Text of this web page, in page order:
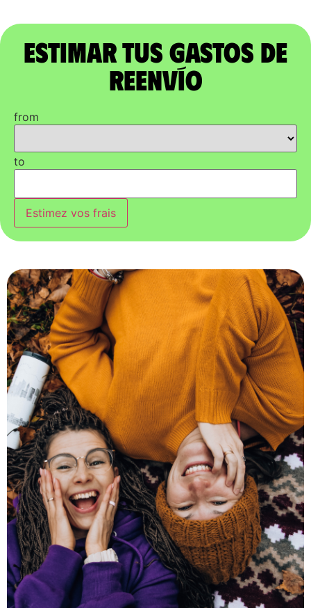
Estimar tus gastos de
reenvío
from
to
Estimez vos frais